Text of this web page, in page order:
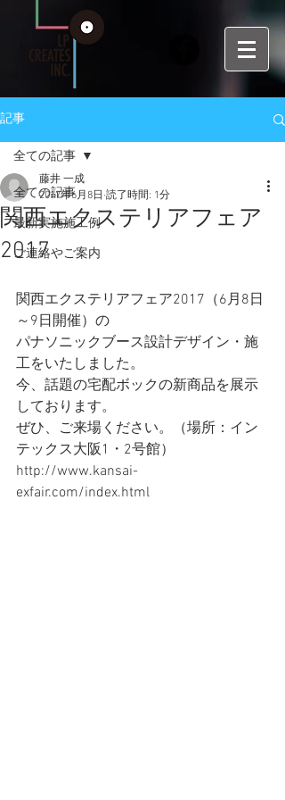
記事
全ての記事
最新実施施工例
ご連絡やご案内
全ての記事
関西エクステリアフェア
2017
藤井 一成
2017年6月8日 読了時間: 1分
関西エクステリアフェア2017（6月8日
～9日開催）の
パナソニックブース設計デザイン・施
工をいたしました。
今、話題の宅配ボックの新商品を展示
しております。
ぜひ、ご来場ください。（場所：イン
テックス大阪1・2号館）
http://www.kansai-
exfair.com/index.html